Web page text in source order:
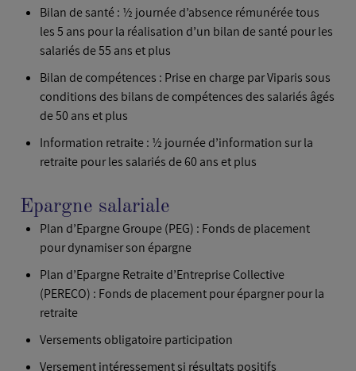
Bilan de santé : ½ journée d’absence rémunérée tous
les 5 ans pour la réalisation d’un bilan de santé pour les
salariés de 55 ans et plus
Bilan de compétences : Prise en charge par Viparis sous
conditions des bilans de compétences des salariés âgés
de 50 ans et plus
Information retraite : ½ journée d’information sur la
retraite pour les salariés de 60 ans et plus
Epargne salariale
Plan d’Epargne Groupe (PEG) : Fonds de placement
pour dynamiser son épargne
Plan d’Epargne Retraite d’Entreprise Collective
(PERECO) : Fonds de placement pour épargner pour la
retraite
Versements obligatoire participation
Versement intéressement si résultats positifs